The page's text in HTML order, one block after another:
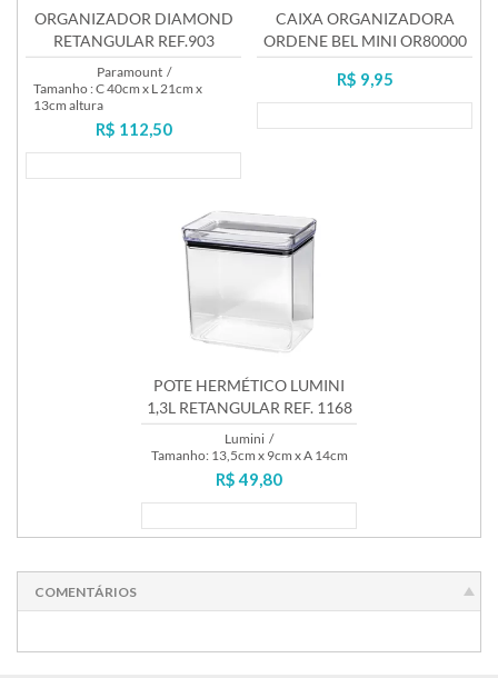
ORGANIZADOR DIAMOND
RETANGULAR REF.903
Paramount /
Tamanho : C 40cm x L 21cm x
13cm altura
R$ 112,50
CAIXA ORGANIZADORA
ORDENE BEL MINI OR80000
R$ 9,95
POTE HERMÉTICO LUMINI
1,3L RETANGULAR REF. 1168
Lumini /
Tamanho: 13,5cm x 9cm x A 14cm
R$ 49,80
COMENTÁRIOS